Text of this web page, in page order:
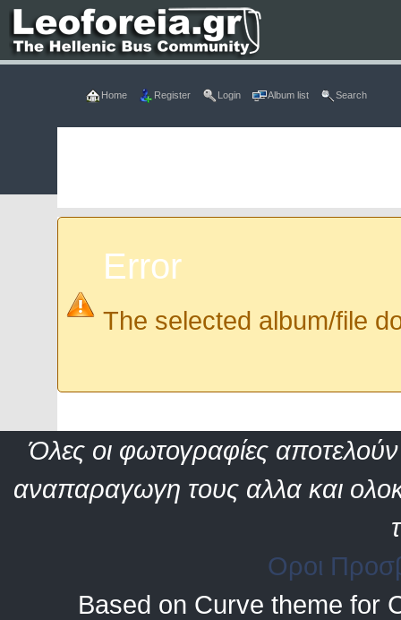
Home Register Login Album list Search
Error
The selected album/file
Όλες οι φωτογραφίες αποτελούν
αναπαραγωγη τους αλλα και
Οροι
Based on Curve theme for